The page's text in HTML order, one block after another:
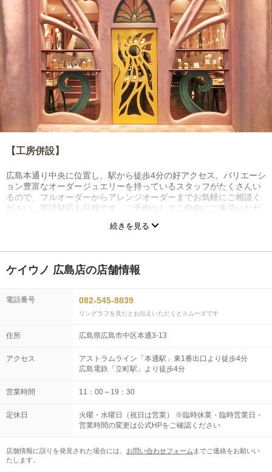
【工房併設】
広島本通り中央に位置し、駅から徒歩4分の好アクセス。バリエーシ
ョン豊富なオーダージュエリーを持っているスタッフがたくさんい
るので、フルオーダーからアレンジオーダーまでお気軽にご相談く
ださい。英語対応も可能です。ご予約なしでご自由にご来店いただ
続きを見る
ケイウノ 広島店の店舗情報
電話番号 082-545-8839
リングラフを見たとお伝えいただくとスムーズです
住所 広島県広島市中区本通3-13
アクセス
アストラムライン「本通駅」東1番出口より徒歩4分
広島電鉄「立町駅」より徒歩4分
営業時間 11：00～19：30
定休日
火曜・水曜日（祝日は営業） ※臨時休業・臨時営業日・
営業時間の変更は公式HPをご確認ください
店舗情報に誤りを発見された場合には、 お問い合わせフォーム までご連絡をお願いい
たします。